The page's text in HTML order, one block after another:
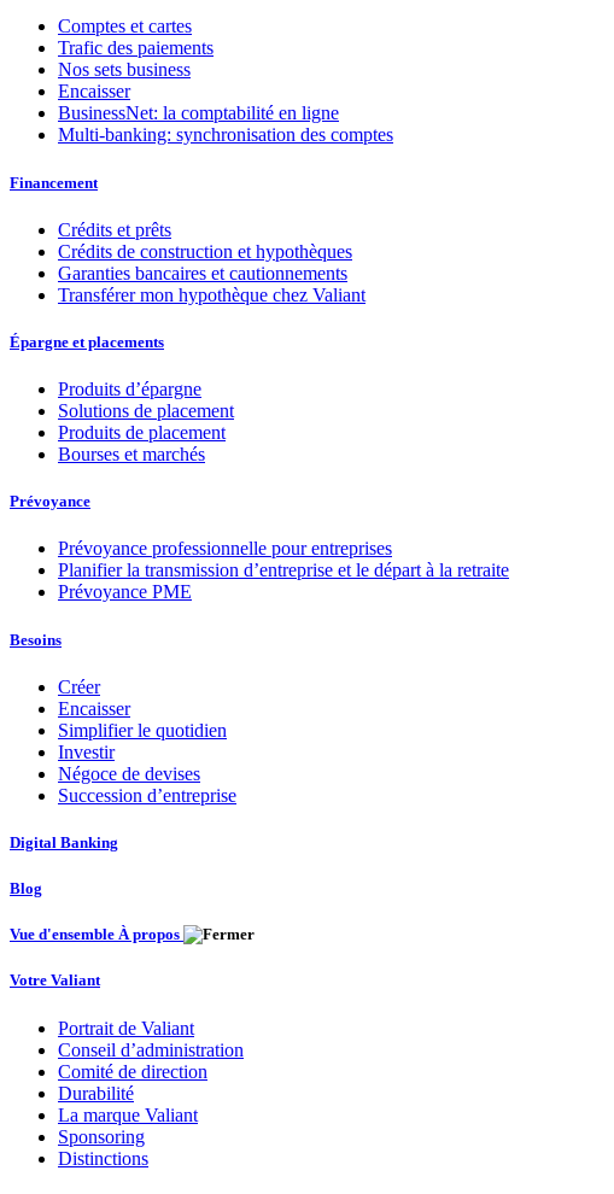
Comptes et cartes
Trafic des paiements
Nos sets business
Encaisser
BusinessNet: la comptabilité en ligne
Multi-banking: synchronisation des comptes
Financement
Crédits et prêts
Crédits de construction et hypothèques
Garanties bancaires et cautionnements
Transférer mon hypothèque chez Valiant
Épargne et placements
Produits d’épargne
Solutions de placement
Produits de placement
Bourses et marchés
Prévoyance
Prévoyance professionnelle pour entreprises
Planifier la transmission d’entreprise et le départ à la retraite
Prévoyance PME
Besoins
Créer
Encaisser
Simplifier le quotidien
Investir
Négoce de devises
Succession d’entreprise
Digital Banking
Blog
Vue d'ensemble À propos
Votre Valiant
Portrait de Valiant
Conseil d’administration
Comité de direction
Durabilité
La marque Valiant
Sponsoring
Distinctions